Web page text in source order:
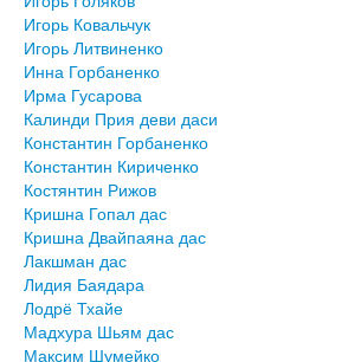
Игорь Ковальчук
Игорь Литвиненко
Инна Горбаненко
Ирма Гусарова
Калинди Прия деви даси
Константин Горбаненко
Константин Кириченко
Костянтин Рижов
Кришна Гопал дас
Кришна Двайпаяна дас
Лакшман дас
Лидия Баядара
Лодрё Тхайе
Мадхура Шьям дас
Максим Шумейко